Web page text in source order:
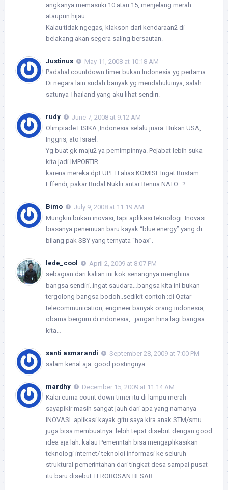
angkanya memasuki 10 atau 15, menjelang merah
ataupun hijau.
Kalau tidak ngegas, klakson dari kendaraan2 di
belakang akan segera saling bersautan.
Justinus
May 11, 2008 at 10:18 AM
Padahal countdown timer bukan Indonesia yg pertama.
Di negara lain sudah banyak yg mendahuluinya, salah
satunya Thailand yang aku lihat sendiri.
rudy
June 7, 2008 at 9:12 AM
Olimpiade FISIKA ,Indonesia selalu juara. Bukan USA,
Inggris, ato Israel.
Yg buat gk maju2 ya pemimpinnya. Pejabat lebih suka
kita jadi IMPORTIR
karena mereka dpt UPETI alias KOMISI. Ingat Rustam
Effendi, pakar Rudal Nuklir antar Benua NATO…?
Bimo
July 9, 2008 at 11:19 AM
Mungkin bukan inovasi, tapi aplikasi teknologi. Inovasi
biasanya penemuan baru kayak “blue energy” yang di
bilang pak SBY yang ternyata “hoax”.
lede_cool
April 2, 2009 at 8:07 PM
sebagian dari kalian ini kok senangnya menghina
bangsa sendiri..ingat saudara…bangsa kita ini bukan
tergolong bangsa bodoh..sedikit contoh :di Qatar
telecommunication, engineer banyak orang indonesia,
obama berguru di indonesia,…jangan hina lagi bangsa
kita…
santi asmarandi
September 28, 2009 at 7:00 PM
salam kenal aja. good postingnya
mardhy
December 15, 2009 at 11:14 AM
Kalai cuma count down timer itu di lampu merah
sayapikir masih sangat jauh dari apa yang namanya
INOVASI. aplikasi kayak gitu saya kira anak STM/smu
juga bisa membuatnya. lebih tepat disebut dengan good
idea aja lah. kalau Pemerintah bisa mengaplikasikan
teknologi internet/ teknoloi informasi ke seluruh
struktural pemerintahan dari tingkat desa sampai pusat
itu baru disebut TEROBOSAN BESAR.